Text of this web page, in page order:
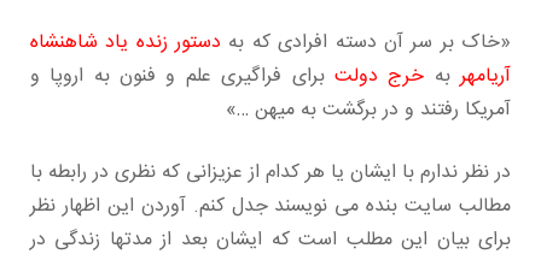
«خاک بر سر آن دسته افرادی که به دستور زنده یاد شاهنشاه
آریامهربه خرج دولت برای فراگیری علم و فنون به اروپا و
آمریکا رفتند و در برگشت به میهن …»
در نظر ندارم با ایشان یا هر کدام از عزیزانی که نظری در رابطه با
مطالب سایت بنده می نویسند جدل کنم. آوردن این اظهار نظر
برای بیان این مطلب است که ایشان بعد از مدتها زندگی در